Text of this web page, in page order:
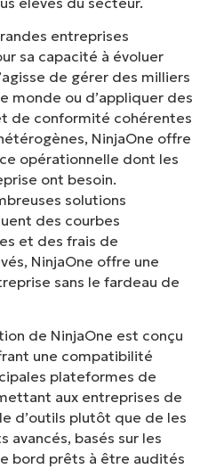
entreprises
sa capacité à évoluer
de gérer des milliers
monde ou d’appliquer des
de conformité cohérentes
NinjaOne offre
opérationnelle dont les
ont besoin.
solutions
des courbes
et des frais de
NinjaOne offre une
sans le fardeau de
de NinjaOne est conçu
une compatibilité
plateformes de
aux entreprises de
d’outils plutôt que de les
avancés, basés sur les
bord prêts à être audités